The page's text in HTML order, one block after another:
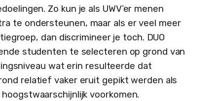
Zo kun je als UWV’er menen
te ondersteunen, maar als er veel meer
dan discrimineer je toch. DUO
studenten te selecteren op grond van
wat erin resulteerde dat
relatief vaker eruit gepikt werden als
voorkomen.